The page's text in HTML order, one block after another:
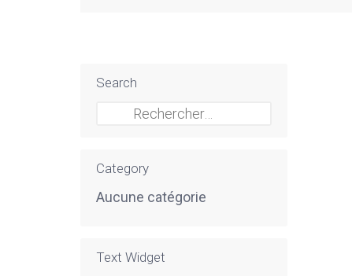
Search
Rechercher :
Category
Aucune catégorie
Text Widget